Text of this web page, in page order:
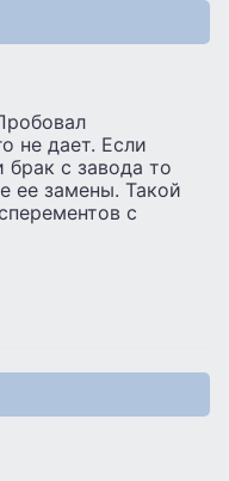
не дает. Если
брак с завода то
ее замены. Такой
с